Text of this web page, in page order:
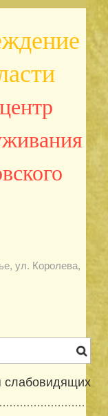
ул. Королева,
слабовидящих